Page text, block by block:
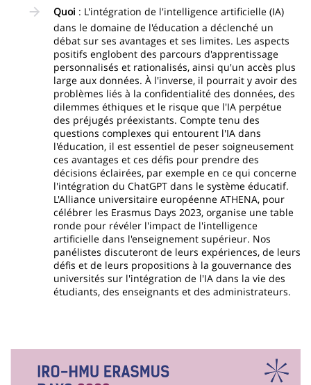
Quoi : L'intégration de l'intelligence artificielle (IA)
dans le domaine de l'éducation a déclenché un
débat sur ses avantages et ses limites. Les aspects
positifs englobent des parcours d'apprentissage
personnalisés et rationalisés, ainsi qu'un accès plus
large aux données. À l'inverse, il pourrait y avoir des
problèmes liés à la confidentialité des données, des
dilemmes éthiques et le risque que l'IA perpétue
des préjugés préexistants. Compte tenu des
questions complexes qui entourent l'IA dans
l'éducation, il est essentiel de peser soigneusement
ces avantages et ces défis pour prendre des
décisions éclairées, par exemple en ce qui concerne
l'intégration du ChatGPT dans le système éducatif.
L'Alliance universitaire européenne ATHENA, pour
célébrer les Erasmus Days 2023, organise une table
ronde pour révéler l'impact de l'intelligence
artificielle dans l'enseignement supérieur. Nos
panélistes discuteront de leurs expériences, de leurs
défis et de leurs propositions à la gouvernance des
universités sur l'intégration de l'IA dans la vie des
étudiants, des enseignants et des administrateurs.